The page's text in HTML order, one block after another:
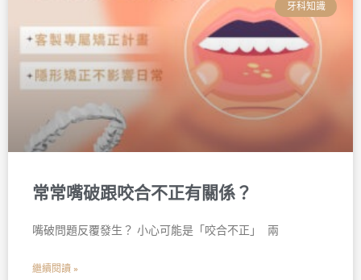
牙科知識
常常嘴破跟咬合不正有關係？
嘴破問題反覆發生？ 小心可能是「咬合不正」 󠀠 兩
繼續閱讀 »